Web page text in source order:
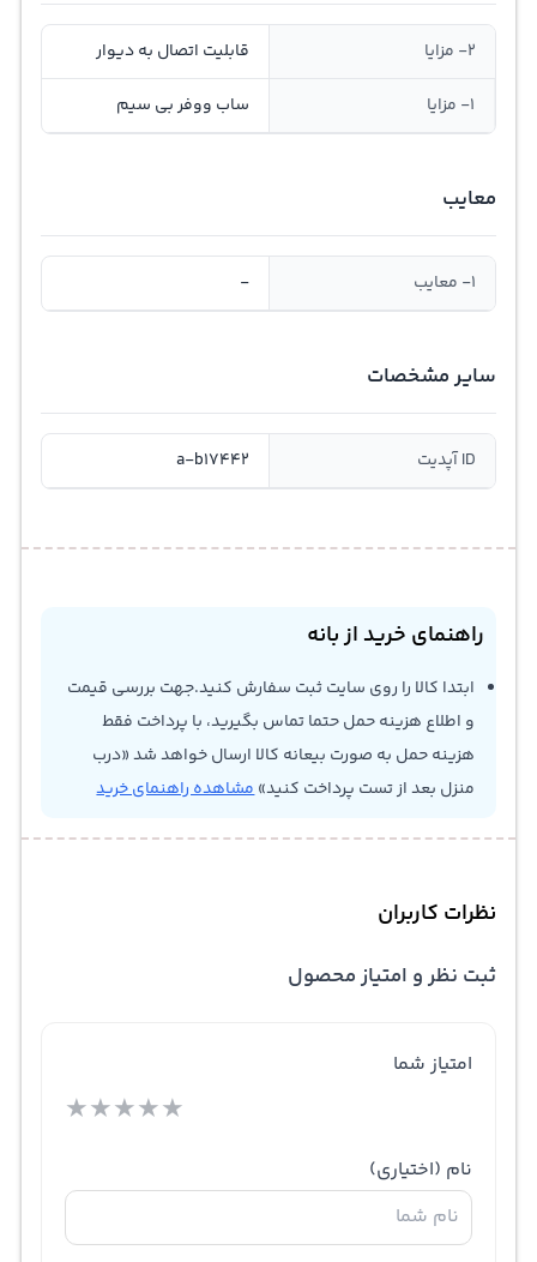
2- مزایا قابلیت اتصال به دیوار
1- مزایا ساب ووفر بی سیم
معایب
1- معایب -
سایر مشخصات
ID آپدیت a-b17442
راهنمای خرید از بانه
ابتدا کالا را روی سایت ثبت سفارش کنید.جهت بررسی قیمت
و اطلاع هزینه حمل حتما تماس بگیرید، با پرداخت فقط
هزینه حمل به صورت بیعانه کالا ارسال خواهد شد «درب
منزل بعد از تست پرداخت کنید»مشاهده راهنمای خرید
نظرات کاربران
ثبت نظر و امتیاز محصول
امتیاز شما
★★★★★
نام (اختیاری)